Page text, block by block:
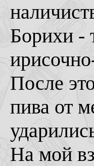
Борихи -
После
пива от
На мой